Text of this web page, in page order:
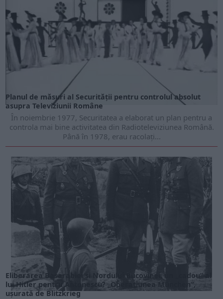
Planul de măsuri al Securității pentru controlul absolut
asupra Televiziunii Române
În noiembrie 1977, Securitatea a elaborat un plan pentru a
controla mai bine activitatea din Radioteleviziunea Română.
Până în 1978, erau racolați...
Eliberarea Basarabiei și Nordului Bucovinei, un „cadou” al
lui Hitler pentru Antonescu? „Operațiunea München”,
ușurată de Blitzkrieg